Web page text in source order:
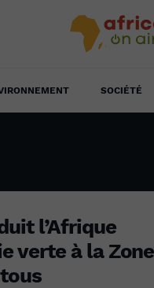
SOCIÉTÉ
l’Afrique
verte à la